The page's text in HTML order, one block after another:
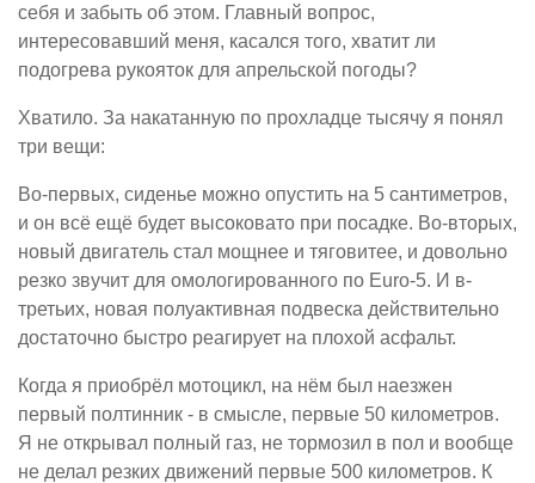
себя и забыть об этом. Главный вопрос,
интересовавший меня, касался того, хватит ли
подогрева рукояток для апрельской погоды?
Хватило. За накатанную по прохладце тысячу я понял
три вещи:
Во-первых, сиденье можно опустить на 5 сантиметров,
и он всё ещё будет высоковато при посадке. Во-вторых,
новый двигатель стал мощнее и тяговитее, и довольно
резко звучит для омологированного по Euro-5. И в-
третьих, новая полуактивная подвеска действительно
достаточно быстро реагирует на плохой асфальт.
Когда я приобрёл мотоцикл, на нём был наезжен
первый полтинник - в смысле, первые 50 километров.
Я не открывал полный газ, не тормозил в пол и вообще
не делал резких движений первые 500 километров. К